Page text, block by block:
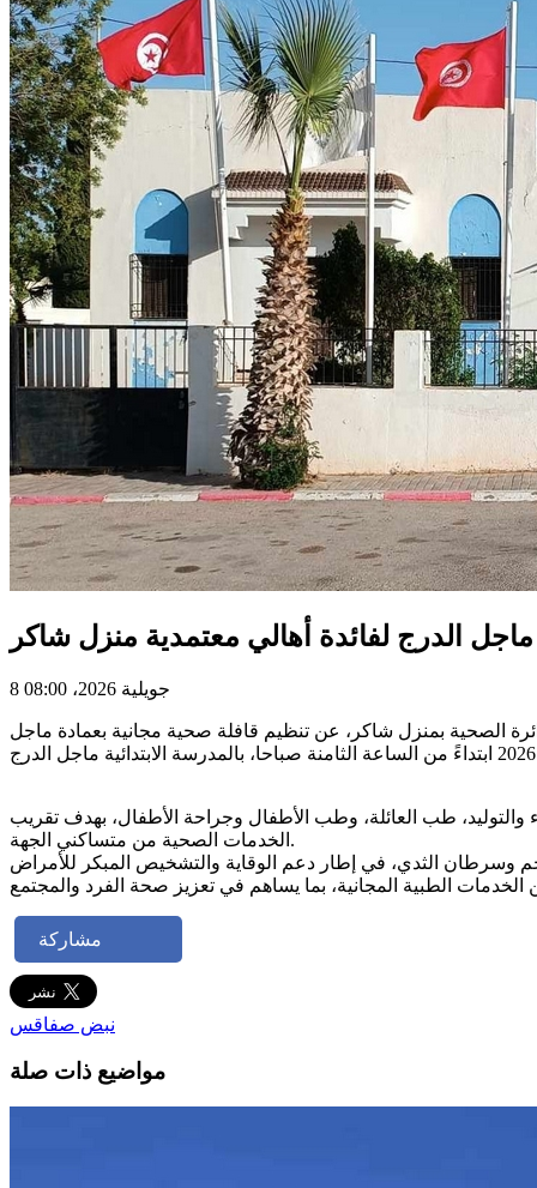
الدرج لفائدة أهالي معتمدية منزل شاكر
8 جويلية 2026، 08:00
الصحية بمنزل شاكر، عن تنظيم قافلة صحية مجانية بعمادة ماجل
طب العائلة، وطب الأطفال وجراحة الأطفال، بهدف تقريب
الخدمات الصحية من متساكني الجهة.
الطبية المجانية، بما يساهم في تعزيز صحة الفرد والمجتمع
مشاركة
نبض صفاقس
مواضيع ذات صلة